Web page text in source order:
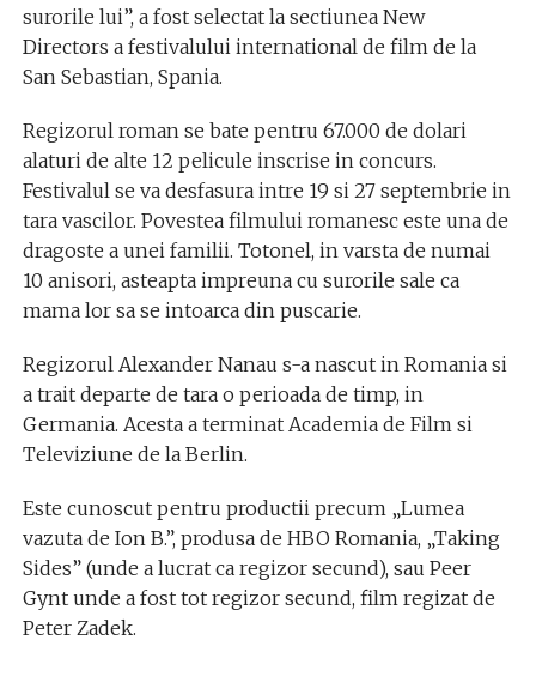
surorile lui”, a fost selectat la sectiunea New
Directors a festivalului international de film de la
San Sebastian, Spania.
Regizorul roman se bate pentru 67.000 de dolari
alaturi de alte 12 pelicule inscrise in concurs.
Festivalul se va desfasura intre 19 si 27 septembrie in
tara vascilor. Povestea filmului romanesc este una de
dragoste a unei familii. Totonel, in varsta de numai
10 anisori, asteapta impreuna cu surorile sale ca
mama lor sa se intoarca din puscarie.
Regizorul Alexander Nanau s-a nascut in Romania si
a trait departe de tara o perioada de timp, in
Germania. Acesta a terminat Academia de Film si
Televiziune de la Berlin.
Este cunoscut pentru productii precum „Lumea
vazuta de Ion B.”, produsa de HBO Romania, „Taking
Sides” (unde a lucrat ca regizor secund), sau Peer
Gynt unde a fost tot regizor secund, film regizat de
Peter Zadek.